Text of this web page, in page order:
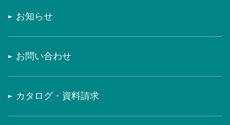
お知らせ
お問い合わせ
カタログ・資料請求